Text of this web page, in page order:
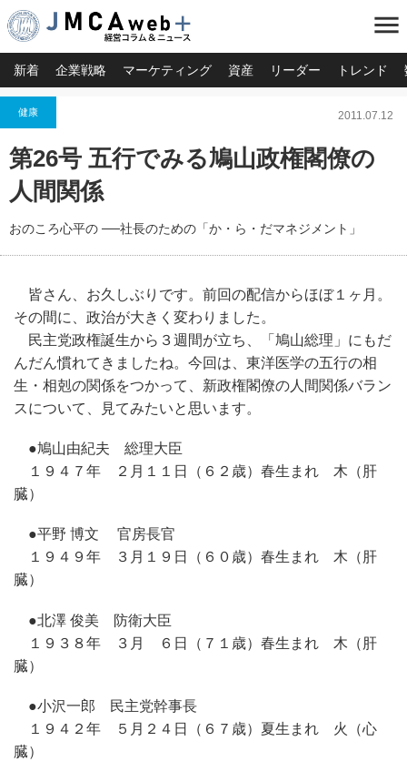
menu
新着 企業戦略 マーケティング 資産 リーダー トレンド
健康 2011.07.12
第26号 五行でみる鳩山政権閣僚の
人間関係
おのころ心平の ──社長のための「か・ら・だマネジメント」
皆さん、お久しぶりです。前回の配信からほぼ１ヶ月。
その間に、政治が大きく変わりました。
民主党政権誕生から３週間が立ち、「鳩山総理」にもだ
んだん慣れてきましたね。今回は、東洋医学の五行の相
生・相剋の関係をつかって、新政権閣僚の人間関係バラン
スについて、見てみたいと思います。
●鳩山由紀夫 総理大臣
１９４７年 ２月１１日（６２歳）春生まれ 木（肝
臓）
●平野 博文 官房長官
１９４９年 ３月１９日（６０歳）春生まれ 木（肝
臓）
●北澤 俊美 防衛大臣
１９３８年 ３月 ６日（７１歳）春生まれ 木（肝
臓）
●小沢一郎 民主党幹事長
１９４２年 ５月２４日（６７歳）夏生まれ 火（心
臓）